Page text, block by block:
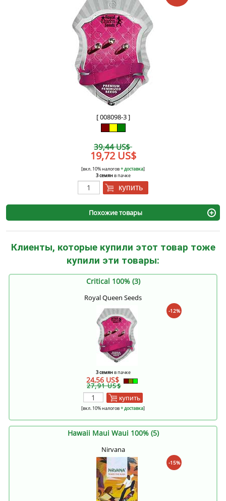
[ 008098-3 ]
39,44 US$
19,72 US$
[вкл. 10% налогов+ доставка]
3 семянв пачке
купить
Похожие товары
Клиенты, которые купили этот товар тоже
купили эти товары:
Critical 100% (3)
Royal Queen Seeds
-12%
3 семянв пачке
24,56 US$
27,91 US$
купить
[вкл. 10% налогов+ доставка]
Hawaii Maui Waui 100% (5)
Nirvana
-15%